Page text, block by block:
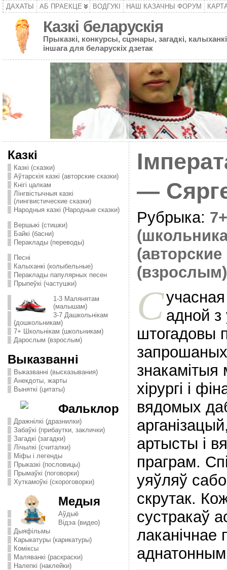
ДАХАТЫ АБ ПРАЕКЦЕ ВОДГУКІ НАШ КАЗАЧНЫ ФОРУМ
Казкі беларускія
Прыказкі, конкурсы, сцэнары, загадкі,
іншага для беларускіх дзетак
Казкі
Казкі (сказки)
Аўтарскія казкі (авторские сказки)
Кнігі цалкам
Лінгвістычныя казкі
(лингвистические сказки)
Народныя казкі (Народные сказки)
Вершыкі (стишки)
Байкі (басни)
Пераклады (переводы)
Песні
Калыханкі (колыбельные)
Пераклады папулярных песен
Прыпеўкі (частушки)
1-3 Малянятам
(малышам)
3-7 Дашкольнікам
(дошкольникам)
7+ Школьнікам (школьникам)
Дарослым (взрослым)
Выказванні
Выказванні (высказывания)
Анекдоты, жарты
Выняткі (цитаты)
Фальклор
Дражнілкі (дразнилки)
Забаўкі (прибаутки, заклички)
Загадкі (загадки)
Лічылкі (считалки)
Міфы і легенды
Прыказкі (пословицы)
Прымаўкі (поговорки)
Хуткамоўкі (скороговорки)
Медыя
Аўдыё
Відэа (видео)
Дыяфільмы
Карыкатуры (карикатуры)
Комiксы
Маляванкі (раскраски)
Налепкі (наклейки)
—
Рубрыка:
(авторские
(взрослым)
Садной з
штогадовы
знакамітыя
хірургі і
вядомых
артысты і
праграм.
уяўляў
скрутак.
сустракаў
лаканічнае